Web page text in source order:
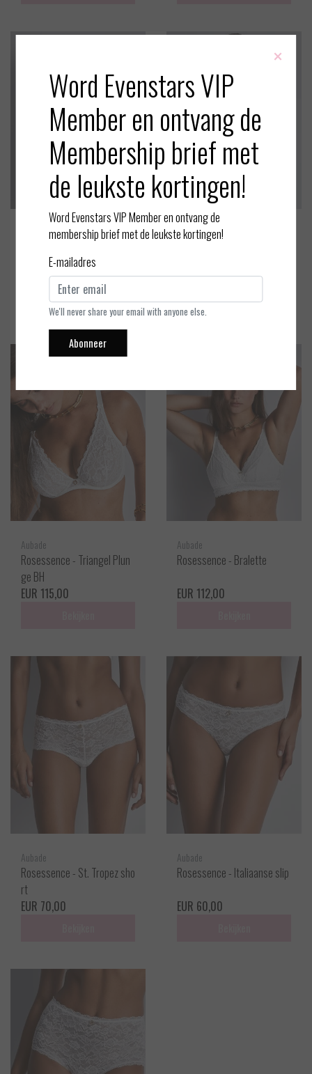
EUR 120,00
Bekijken
Aubade
EUR 115,00
Bekijken
Aubade
Rosessence - Triangel Plun
ge BH
EUR 115,00
Aubade
Rosessence - Bralette
EUR 112,00
Aubade
Rosessence - St. Tropez sho
rt
EUR 70,00
Aubade
Rosessence - Italiaanse slip
EUR 60,00
×
Word Evenstars VIP
Member en ontvang de
Membership brief met
de leukste kortingen!
Word Evenstars VIP Member en ontvang de
membership brief met de leukste kortingen!
E-mailadres
We'll never share your email with anyone else.
Abonneer